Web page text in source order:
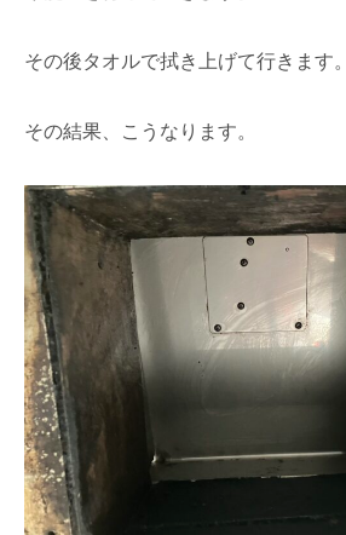
その後タオルで拭き上げて行きます。
その結果、こうなります。